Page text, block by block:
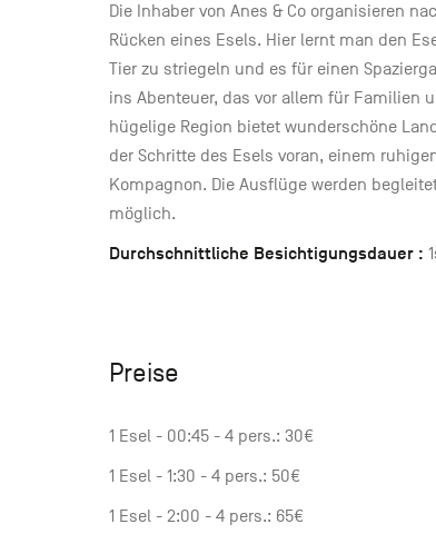
Die Inhaber von Anes & Co organisieren
Rücken eines Esels. Hier lernt man den
Tier zu striegeln und es für einen
ins Abenteuer, das vor allem für Familien
hügelige Region bietet wunderschöne
der Schritte des Esels voran, einem
Kompagnon. Die Ausflüge werden
möglich.
Durchschnittliche Besichtigungsdauer :
Preise
1 Esel - 00:45 - 4 pers.: 30€
1 Esel - 1:30 - 4 pers.: 50€
1 Esel - 2:00 - 4 pers.: 65€